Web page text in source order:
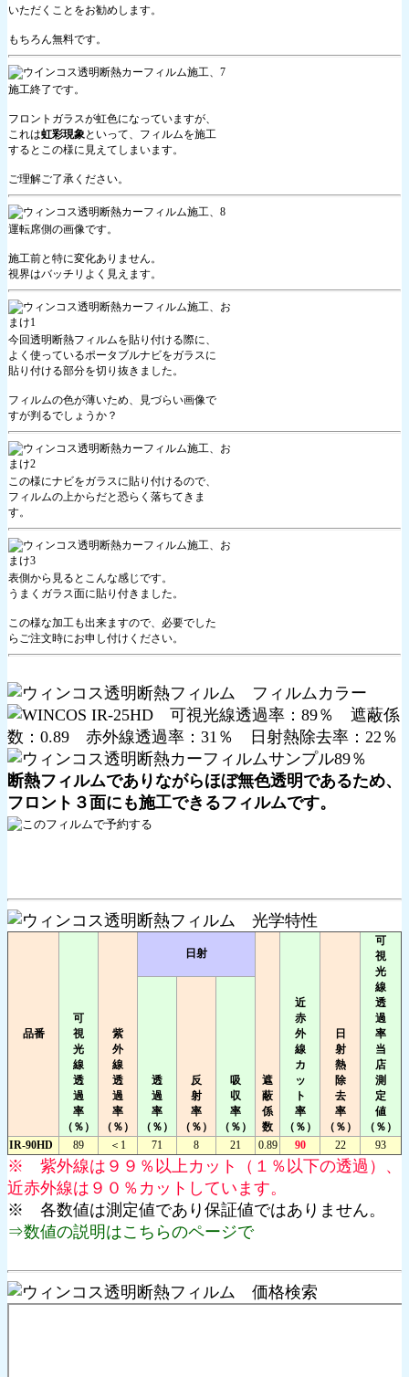
いただくことをお勧めします。
もちろん無料です。
施工終了です。
フロントガラスが虹色になっていますが、
これは虹彩現象といって、フィルムを施工
するとこの様に見えてしまいます。
ご理解ご了承ください。
運転席側の画像です。
施工前と特に変化ありません。
視界はバッチリよく見えます。
今回透明断熱フィルムを貼り付ける際に、
よく使っているポータブルナビをガラスに
貼り付ける部分を切り抜きました。
フィルムの色が薄いため、見づらい画像で
すが判るでしょうか？
この様にナビをガラスに貼り付けるので、
フィルムの上からだと恐らく落ちてきま
す。
表側から見るとこんな感じです。
うまくガラス面に貼り付きました。
この様な加工も出来ますので、必要でした
らご注文時にお申し付けください。
断熱フィルムでありながらほぼ無色透明であるため、
フロント３面にも施工できるフィルムです。
品番
可
視
光
線
透
過
率
（％）
紫
外
線
透
過
率
（％）
日射
遮
蔽
係
数
近
赤
外
線
カ
ッ
ト
率
（％）
日
射
熱
除
去
率
（％）
可
視
光
線
透
過
率
当
店
測
定
値
（％）
透
過
率
（％）
反
射
率
（％）
吸
収
率
（％）
IR-90HD
89 ＜1 71 8 21 0.89 90 22 93
※ 紫外線は９９％以上カット（１％以下の透過）、
近赤外線は９０％カットしています。
※ 各数値は測定値であり保証値ではありません。
⇒数値の説明はこちらのページで